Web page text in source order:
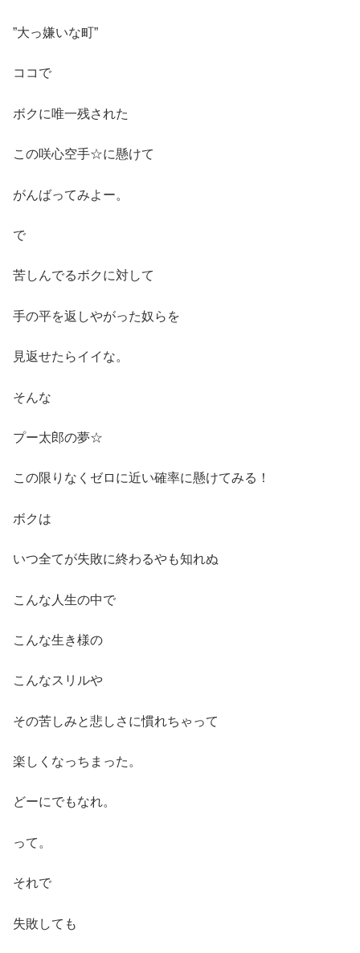
”大っ嫌いな町”
ココで
ボクに唯一残された
この咲心空手☆に懸けて
がんばってみよー。
で
苦しんでるボクに対して
手の平を返しやがった奴らを
見返せたらイイな。
そんな
プー太郎の夢☆
この限りなくゼロに近い確率に懸けてみる！
ボクは
いつ全てが失敗に終わるやも知れぬ
こんな人生の中で
こんな生き様の
こんなスリルや
その苦しみと悲しさに慣れちゃって
楽しくなっちまった。
どーにでもなれ。
って。
それで
失敗しても